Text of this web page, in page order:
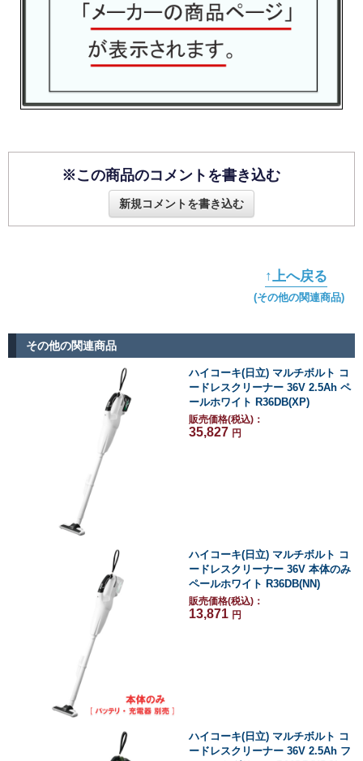
※この商品のコメントを書き込む
新規コメントを書き込む
↑上へ戻る
(その他の関連商品)
その他の関連商品
ハイコーキ(日立) マルチボルト コ
ードレスクリーナー 36V 2.5Ah ペ
ールホワイト R36DB(XP)
販売価格(税込)：
35,827 円
ハイコーキ(日立) マルチボルト コ
ードレスクリーナー 36V 本体のみ
ペールホワイト R36DB(NN)
販売価格(税込)：
13,871 円
ハイコーキ(日立) マルチボルト コ
ードレスクリーナー 36V 2.5Ah フ